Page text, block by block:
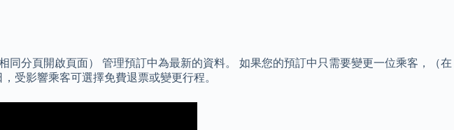
分頁開啟頁面） 管理預訂中為最新的資料。 如果您的預訂中只需要變更一位乘客，（在
受影響乘客可選擇免費退票或變更行程。